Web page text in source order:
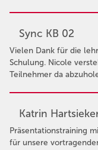
Sync KB 02
Vielen Dank für die
Schulung. Nicole
Teilnehmer da
Katrin
Präsentationstraining
für unsere